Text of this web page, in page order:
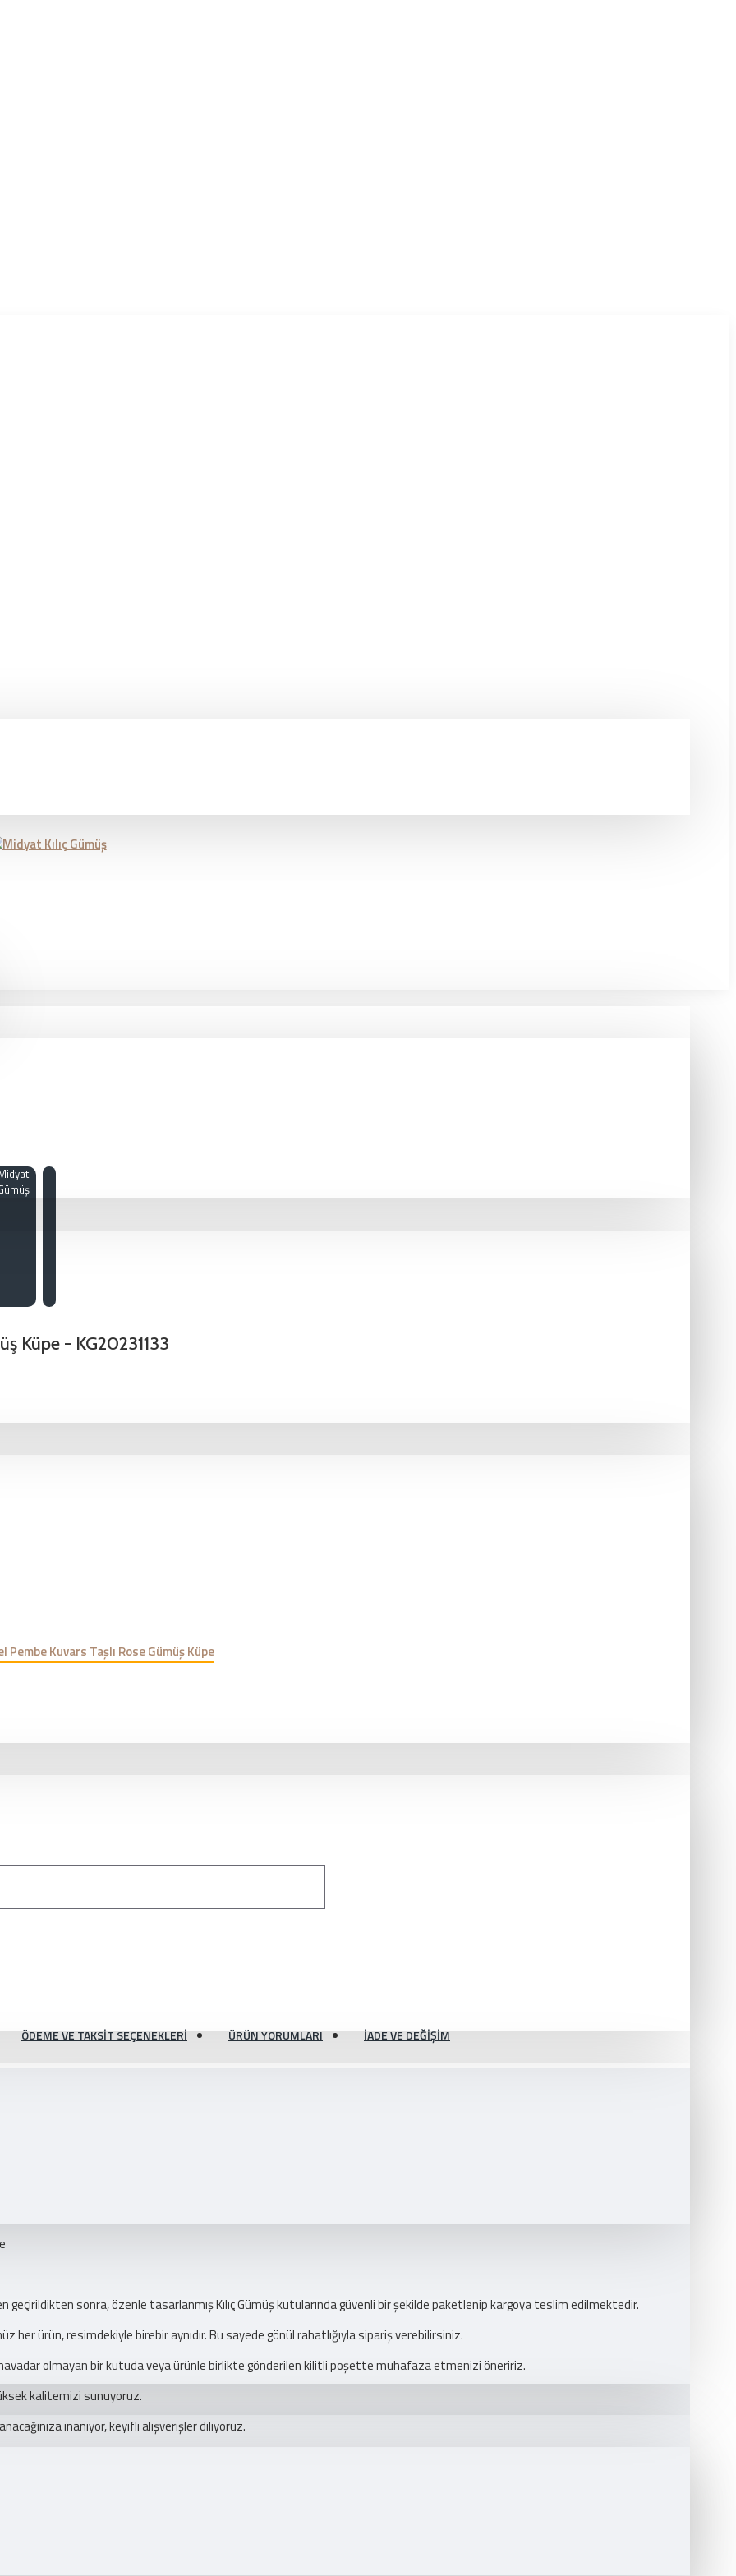
Küpe - KG20231133
ÖDEME VE TAKSIT SEÇENEKLERI ÜRÜN YORUMLARI İADE VE DEĞIŞIM
sonra, özenle tasarlanmış Kılıç Gümüş kutularında güvenli bir şekilde paketlenip kargoya teslim edilmektedir.
her ürün, resimdekiyle birebir aynıdır. Bu sayede gönül rahatlığıyla sipariş verebilirsiniz.
havadar olmayan bir kutuda veya ürünle birlikte gönderilen kilitli poşette muhafaza etmenizi öneririz.
kalitemizi sunuyoruz.
inanıyor, keyifli alışverişler diliyoruz.